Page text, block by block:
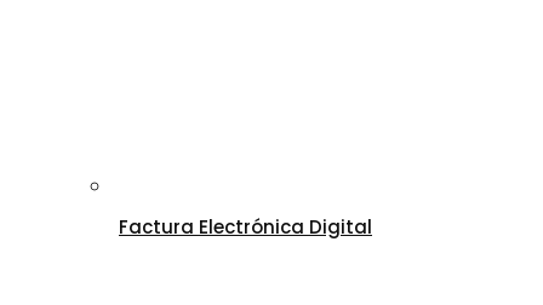
Factura Electrónica Digital